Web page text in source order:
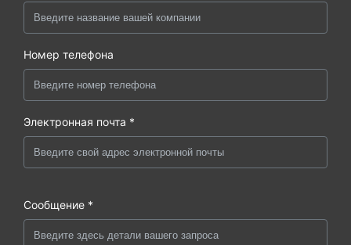
Номер телефона
Электронная почта *
Сообщение *